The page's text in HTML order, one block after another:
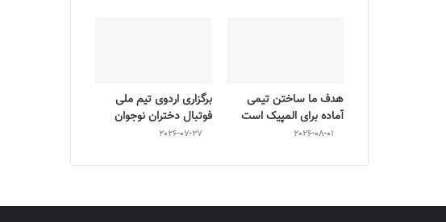
هدف ما ساختن تیمی
آماده برای المپیک است
2026-08-01
برگزاری اردوی تیم ملی
فوتبال دختران نوجوان
2026-07-27